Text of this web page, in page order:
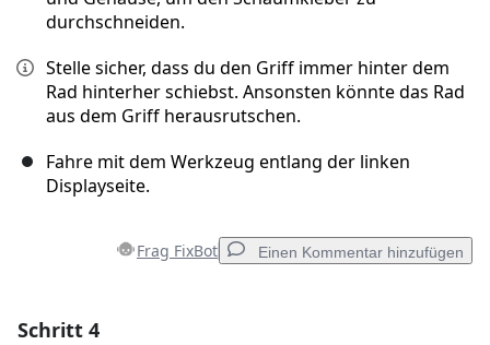
durchschneiden.
Stelle sicher, dass du den Griff immer hinter dem
Rad hinterher schiebst. Ansonsten könnte das Rad
aus dem Griff herausrutschen.
Fahre mit dem Werkzeug entlang der linken
Displayseite.
Frag FixBot Einen Kommentar hinzufügen
Schritt 4